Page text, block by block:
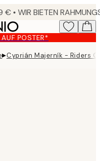
POSTER*
▸Cyprián Majerník - Riders